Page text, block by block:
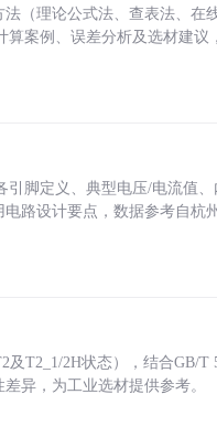
（理论公式法、查表法、在
案例、误差分析及选材建议
引脚定义、典型电压/电流值
路设计要点，数据参考自杭
T2_1/2H状态），结合GB/T
异，为工业选材提供参考。